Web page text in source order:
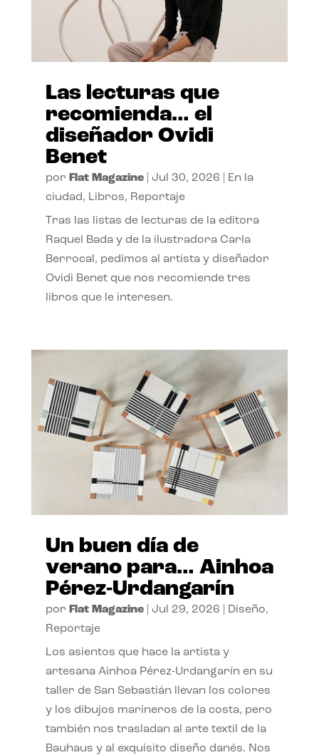
Las lecturas que
recomienda… el
diseñador Ovidi
Benet
por Flat Magazine| Jul 30, 2026
En la
ciudad, Libros, Reportaje
Tras las listas de lecturas de la editora
Raquel Bada y de la ilustradora Carla
Berrocal, pedimos al artista y diseñador
Ovidi Benet que nos recomiende tres
libros que le interesen.
Un buen día de
verano para… Ainhoa
Pérez-Urdangarín
por Flat Magazine| Jul 29, 2026 Diseño,
Reportaje
Los asientos que hace la artista y
artesana Ainhoa Pérez-Urdangarín en su
taller de San Sebastián llevan los colores
y los dibujos marineros de la costa, pero
también nos trasladan al arte textil de la
Bauhaus y al exquisito diseño danés. Nos